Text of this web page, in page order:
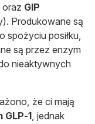
oraz GIP
Produkowane są
spożyciu posiłku,
są przez enzym
nieaktywnych
że ci mają
1, jednak